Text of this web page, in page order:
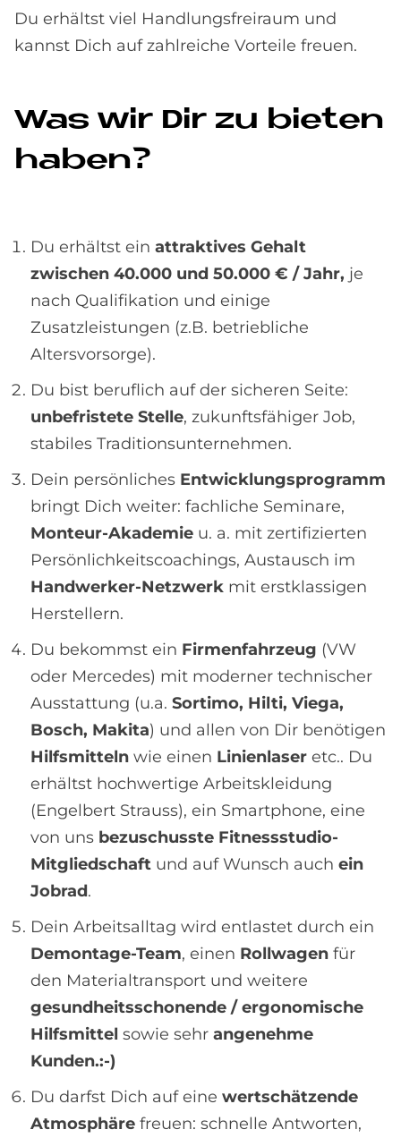
Du erhältst viel Handlungsfreiraum und
kannst Dich auf zahlreiche Vorteile freuen.
Was wir Dir zu bie­ten
ha­ben?
Du erhältst ein attraktives Gehalt
zwischen 40.000 und 50.000 € / Jahr, je
nach Qualifikation und einige
Zusatzleistungen (z.B. betriebliche
Altersvorsorge).
Du bist beruflich auf der sicheren Seite:
unbefristete Stelle, zukunftsfähiger Job,
stabiles Traditionsunternehmen.
Dein persönliches Entwicklungsprogramm
bringt Dich weiter: fachliche Seminare,
Monteur-Akademie u. a. mit zertifizierten
Persönlichkeitscoachings, Austausch im
Handwerker-Netzwerk mit erstklassigen
Herstellern.
Du bekommst ein Firmenfahrzeug (VW
oder Mercedes) mit moderner technischer
Ausstattung (u.a. Sortimo, Hilti, Viega,
Bosch, Makita) und allen von Dir benötigen
Hilfsmitteln wie einen Linienlaser etc.. Du
erhältst hochwertige Arbeitskleidung
(Engelbert Strauss), ein Smartphone, eine
von uns bezuschusste Fitnessstudio-
Mitgliedschaft und auf Wunsch auch ein
Jobrad.
Dein Arbeitsalltag wird entlastet durch ein
Demontage-Team, einen Rollwagen für
den Materialtransport und weitere
gesundheitsschonende / ergonomische
Hilfsmittel sowie sehr angenehme
Kunden.:-)
Du darfst Dich auf eine wertschätzende
Atmosphäre freuen: schnelle Antworten,